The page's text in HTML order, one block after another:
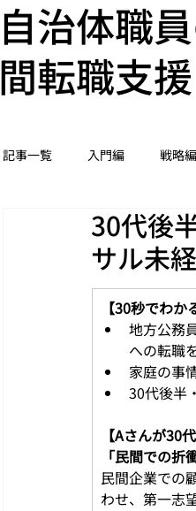
自治体職
間転職支援
記事一覧 入門編 戦略編
30代後
サル未
【30秒でわ
地方公務
への転職
家庭の事
30代後半
【Aさんが30
「民間での
民間企業での
わせ、第一志